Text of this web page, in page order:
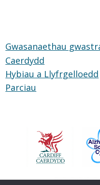
Gwasanaethau
Caerdydd
Hybiau a Llyfrgelloedd
Parciau